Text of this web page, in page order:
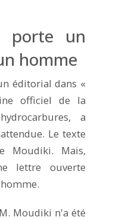
porte un
homme
éditorial dans «
officiel de la
a
Le texte
Moudiki. Mais,
lettre ouverte
Moudiki n'a été